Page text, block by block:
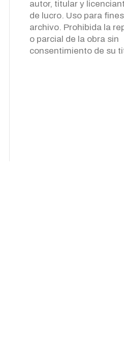
autor, titular y
de lucro. Uso para
archivo. Prohibida la
o parcial de la obra sin
consentimiento de su